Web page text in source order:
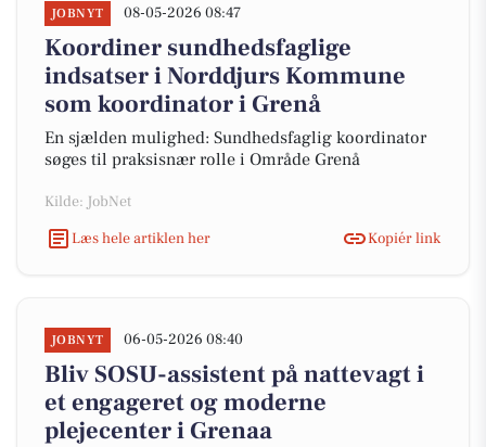
JOBNYT 08-05-2026 08:47
Koordiner sundhedsfaglige
indsatser i Norddjurs Kommune
som koordinator i Grenå
En sjælden mulighed: Sundhedsfaglig koordinator
søges til praksisnær rolle i Område Grenå
Kilde: JobNet
Læs hele artiklen her
Kopiér link
JOBNYT 06-05-2026 08:40
Bliv SOSU-assistent på nattevagt i
et engageret og moderne
plejecenter i Grenaa